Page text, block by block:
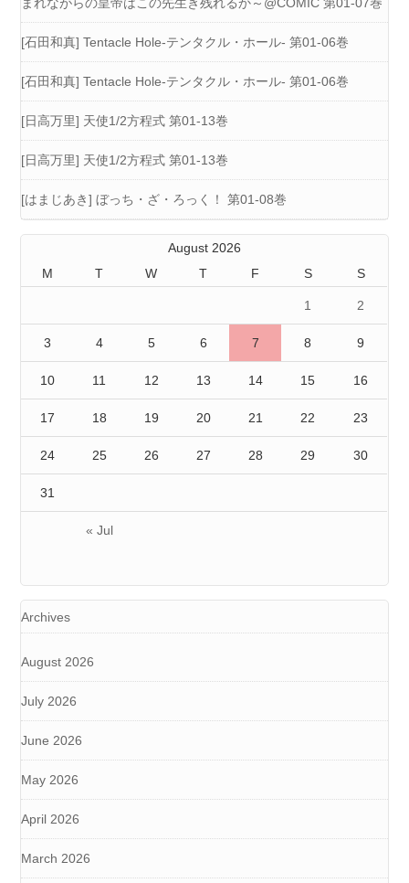
[石田和真] Tentacle Hole-テンタクル・ホール- 第01-06巻
[石田和真] Tentacle Hole-テンタクル・ホール- 第01-06巻
[日高万里] 天使1/2方程式 第01-13巻
[日高万里] 天使1/2方程式 第01-13巻
[はまじあき] ぼっち・ざ・ろっく！ 第01-08巻
August 2026
M
T W T F S S
« Jul
1 2
3 4 5 6 7 8 9
10 11 12 13 14 15 16
17 18 19 20 21 22 23
24 25 26 27 28 29 30
31
Archives
August 2026
July 2026
June 2026
May 2026
April 2026
March 2026